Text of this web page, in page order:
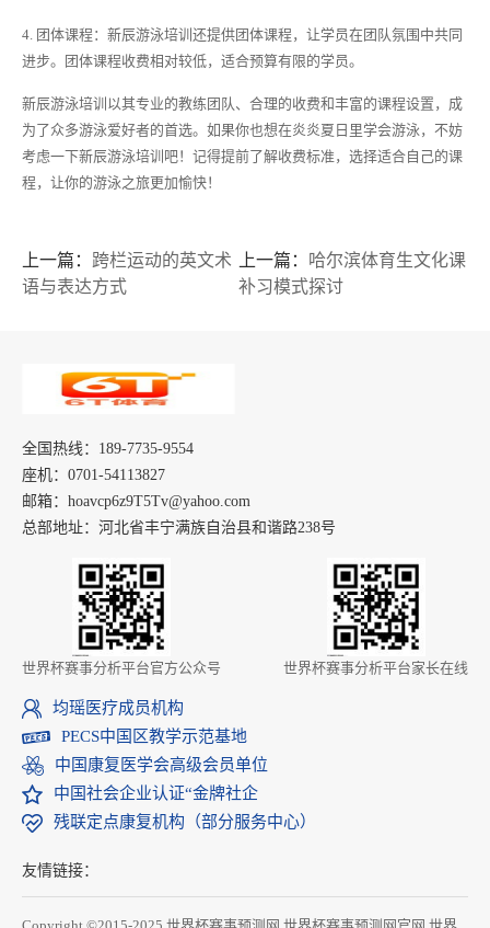
4. 团体课程：新辰游泳培训还提供团体课程，让学员在团队氛围中共同
进步。团体课程收费相对较低，适合预算有限的学员。
新辰游泳培训以其专业的教练团队、合理的收费和丰富的课程设置，成
为了众多游泳爱好者的首选。如果你也想在炎炎夏日里学会游泳，不妨
考虑一下新辰游泳培训吧！记得提前了解收费标准，选择适合自己的课
程，让你的游泳之旅更加愉快！
上一篇： 跨栏运动的英文术
语与表达方式
上一篇： 哈尔滨体育生文化课
补习模式探讨
全国热线：189-7735-9554
座机：0701-54113827
邮箱：hoavcp6z9T5Tv@yahoo.com
总部地址：河北省丰宁满族自治县和谐路238号
世界杯赛事分析平台官方公众号 世界杯赛事分析平台家长在线
均瑶医疗成员机构
PECS中国区教学示范基地
中国康复医学会高级会员单位
中国社会企业认证“金牌社企
残联定点康复机构（部分服务中心）
友情链接：
Copyright ©2015-2025 世界杯赛事预测网,世界杯赛事预测网官网,世界